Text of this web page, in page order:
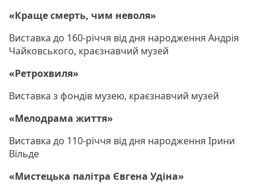
«Краще смерть, чим неволя»
Виставка до 160-річчя від дня народження Андрія
Чайковського, краєзнавчий музей
«Ретрохвиля»
Виставка з фондів музею, краєзнавчий музей
«Мелодрама життя»
Виставка до 110-річчя від дня народження Ірини
Вільде
«Мистецька палітра Євгена Удіна»